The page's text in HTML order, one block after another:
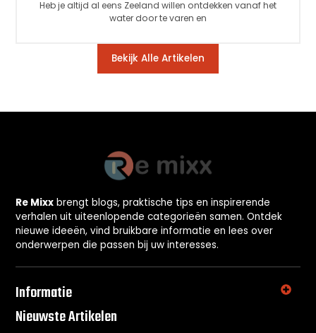
Heb je altijd al eens Zeeland willen ontdekken vanaf het
water door te varen en
Bekijk Alle Artikelen
Re Mixx brengt blogs, praktische tips en inspirerende
verhalen uit uiteenlopende categorieën samen. Ontdek
nieuwe ideeën, vind bruikbare informatie en lees over
onderwerpen die passen bij uw interesses.
Informatie
Nieuwste Artikelen